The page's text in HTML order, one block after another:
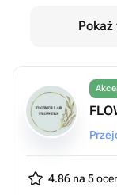
4.86 na 5